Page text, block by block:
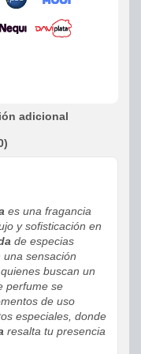
adicional
es una fragancia
y sofisticación en
de especias
sensación
buscan un
perfume se
de uso
especiales, donde
resalta tu presencia